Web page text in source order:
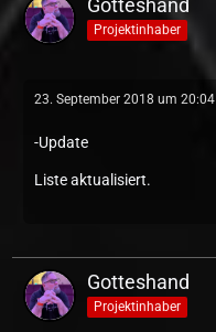
Gotteshand
Projektinhaber
23. September 2018 um 20:04
-Update
Liste aktualisiert.
Gotteshand
Projektinhaber